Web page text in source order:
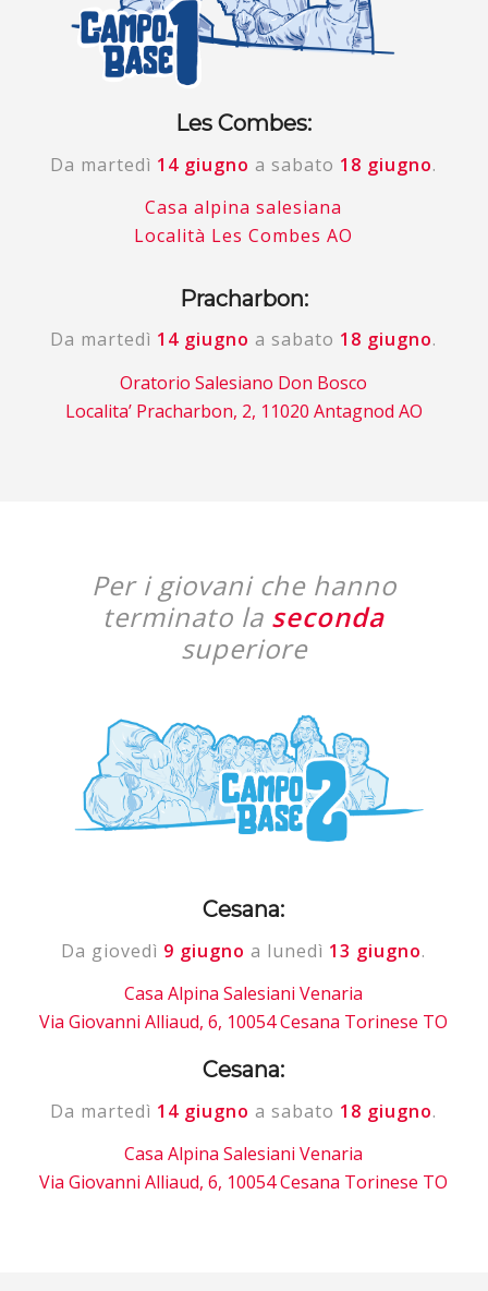
Les Combes:
Da martedì 14 giugno a sabato 18 giugno.
Casa alpina salesiana
Località Les Combes AO
Pracharbon:
Da martedì 14 giugno a sabato 18 giugno.
Oratorio Salesiano Don Bosco
Localita’ Pracharbon, 2, 11020 Antagnod AO
Per i giovani che hanno
terminato la seconda
superiore
Cesana:
Da giovedì 9 giugno a lunedì 13 giugno.
Casa Alpina Salesiani Venaria
Via Giovanni Alliaud, 6, 10054 Cesana Torinese TO
Cesana:
Da martedì 14 giugno a sabato 18 giugno.
Casa Alpina Salesiani Venaria
Via Giovanni Alliaud, 6, 10054 Cesana Torinese TO